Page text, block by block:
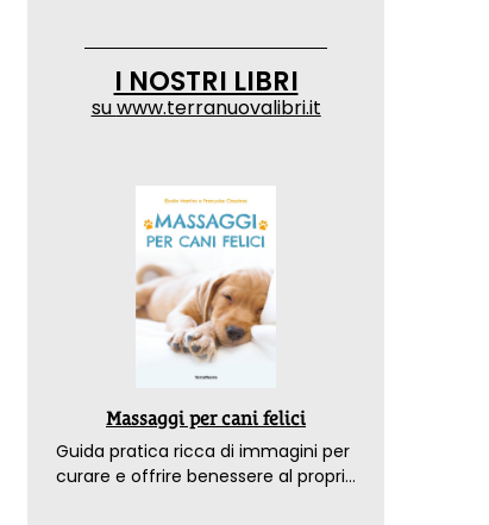
I NOSTRI LIBRI
suwww.terranuovalibri.it
Massaggi per cani felici
Guida pratica ricca di immagini per
curare e offrire benessere al proprio